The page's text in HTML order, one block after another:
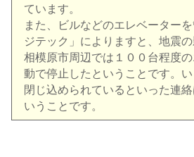
ています。
また、ビルなどのエレベーター
ジテック」によりますと、地震
相模原市周辺では１００台程度
動で停止したということです。
閉じ込められているといった連
いうことです。